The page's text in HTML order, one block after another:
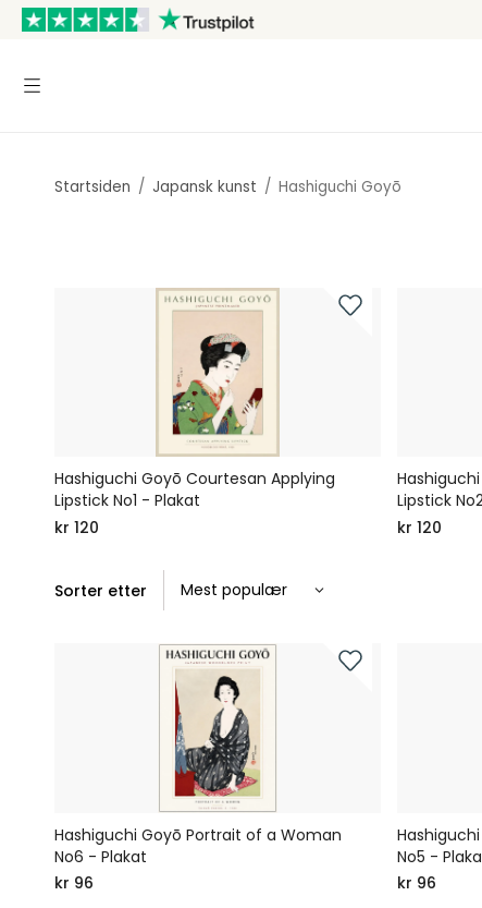
Startsiden / Japansk kunst / Hashiguchi Goyō
Hashiguchi Goyō Courtesan Applying
Lipstick No1 - Plakat
kr 120
Lipstick
kr 120
Sorter etter
Hashiguchi Goyō Portrait of a Woman
No6 - Plakat
kr 96
No5 -
kr 96